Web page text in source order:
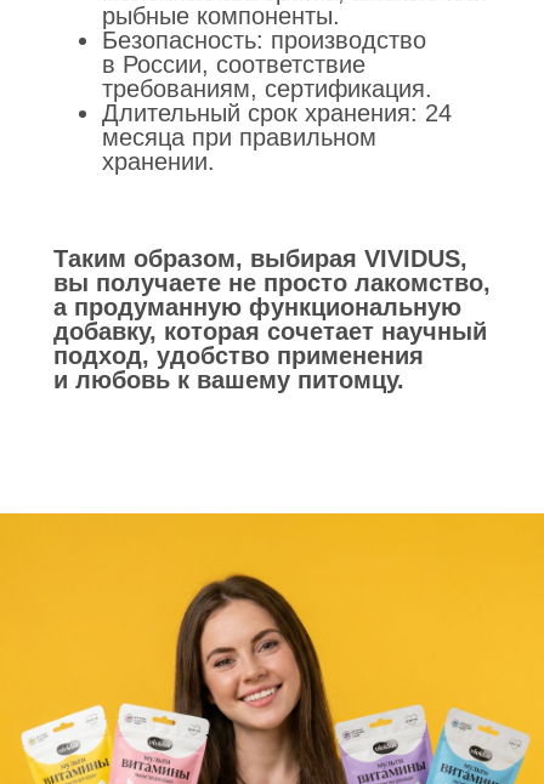
рыбные компоненты.
Безопасность: производство
в России, соответствие
требованиям, сертификация.
Длительный срок хранения: 24
месяца при правильном
хранении.
Таким образом, выбирая VIVIDUS,
вы получаете не просто лакомство,
а продуманную функциональную
добавку, которая сочетает научный
подход, удобство применения
и любовь к вашему питомцу.